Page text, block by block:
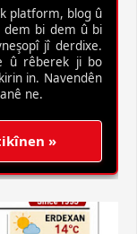
platform, blog û
dem bi dem û bi
jî derdixe.
û rêberek ji bo
in. Navendên
ne.
»